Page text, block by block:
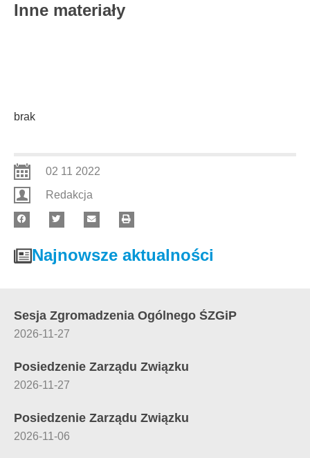
Inne materiały
brak
02 11 2022
Redakcja
Najnowsze aktualności
Sesja Zgromadzenia Ogólnego ŚZGiP
2026-11-27
Posiedzenie Zarządu Związku
2026-11-27
Posiedzenie Zarządu Związku
2026-11-06